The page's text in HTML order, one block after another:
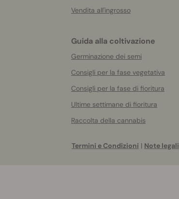
Vendita all'ingrosso
Guida alla coltivazione
Germinazione dei semi
Consigli per la fase vegetativa
Consigli per la fase di fioritura
Ultime settimane di fioritura
Raccolta della cannabis
Termini e Condizioni | Note legali